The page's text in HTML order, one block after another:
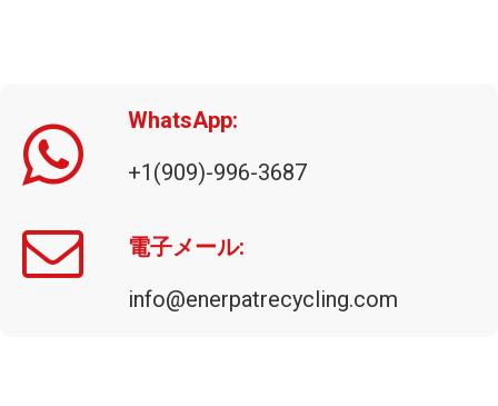
WhatsApp:
+1(909)-996-3687
電子メール:
info@enerpatrecycling.com